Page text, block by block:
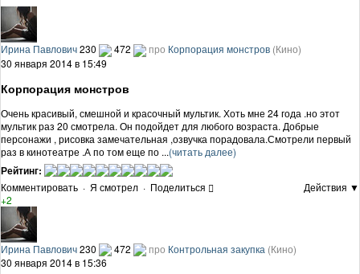
Ирина Павлович230 472 про Корпорация монстров (Кино)
30 января 2014 в 15:49
Корпорация монстров
Очень красивый, смешной и красочный мультик. Хоть мне 24 года .но этот
мультик раз 20 смотрела. Он подойдет для любого возраста. Добрые
персонажи , рисовка замечательная ,озвучка порадовала.Смотрели первый
раз в кинотеатре .А по том еще по ...(читать далее)
Рейтинг:
Комментировать · Я смотрел · Поделиться
Действия ▼
+2
Ирина Павлович230 472 про Контрольная закупка (Кино)
30 января 2014 в 15:36